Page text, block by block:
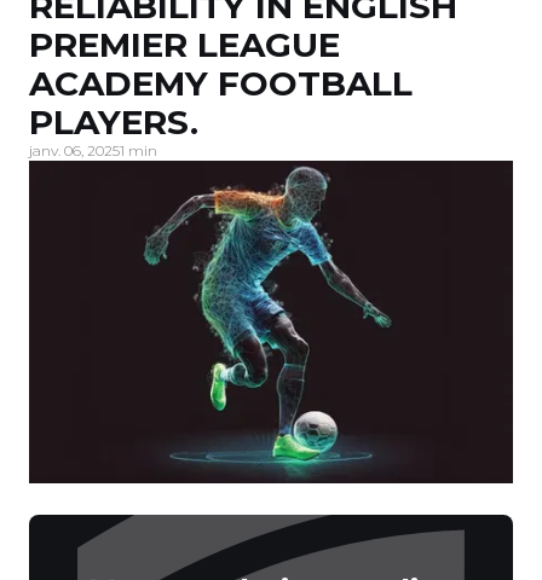
PREMIER LEAGUE
ACADEMY FOOTBALL
PLAYERS.
janv. 06, 20251 min